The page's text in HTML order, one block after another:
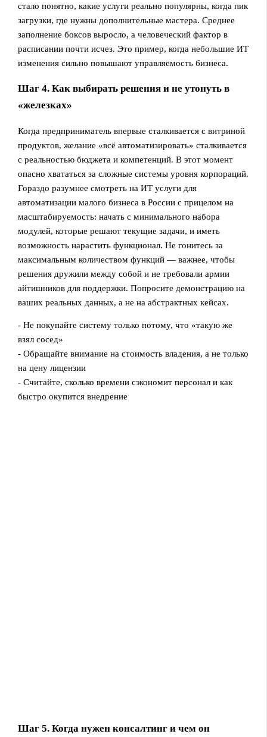
стало понятно, какие услуги реально популярны, когда пик
загрузки, где нужны дополнительные мастера. Среднее
заполнение боксов выросло, а человеческий фактор в
расписании почти исчез. Это пример, когда небольшие ИТ
изменения сильно повышают управляемость бизнеса.
Шаг 4. Как выбирать решения и не утонуть в
«железках»
Когда предприниматель впервые сталкивается с витриной
продуктов, желание «всё автоматизировать» сталкивается
с реальностью бюджета и компетенций. В этот момент
опасно хвататься за сложные системы уровня корпораций.
Гораздо разумнее смотреть на ИТ услуги для
автоматизации малого бизнеса в России с прицелом на
масштабируемость: начать с минимального набора
модулей, которые решают текущие задачи, и иметь
возможность нарастить функционал. Не гонитесь за
максимальным количеством функций — важнее, чтобы
решения дружили между собой и не требовали армии
айтишников для поддержки. Попросите демонстрацию на
ваших реальных данных, а не на абстрактных кейсах.
- Не покупайте систему только потому, что «такую же
взял сосед»
- Обращайте внимание на стоимость владения, а не только
на цену лицензии
- Считайте, сколько времени сэкономит персонал и как
быстро окупится внедрение
Шаг 5. Когда нужен консалтинг и чем он